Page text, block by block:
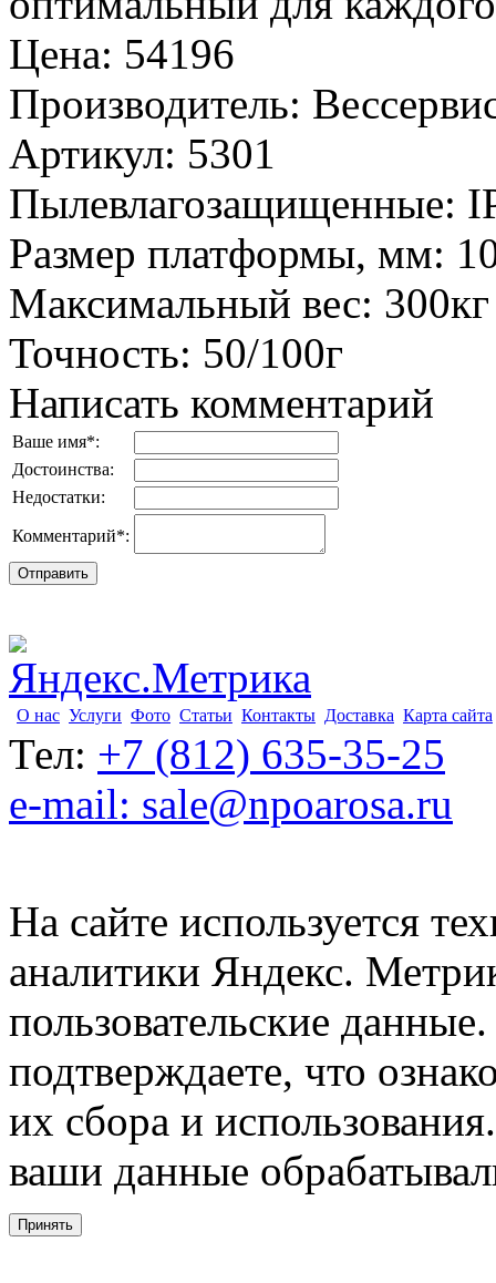
Цена: 54196
Производитель:
Артикул: 5301
Пылевлагозащищенные:
Размер платформы, мм:
Максимальный вес: 300кг
Точность: 50/100г
Написать комментарий
Ваше имя*:
Достоинства:
Недостатки:
Комментарий*:
О нас Услуги Фото Статьи Контакты Доставка Карта сайта
Тел: +7 (812) 635-35-25
e-mail: sale@npoarosa.ru
На сайте используется
аналитики Яндекс.
пользовательские
подтверждаете, что
их сбора и
ваши данные
Принять